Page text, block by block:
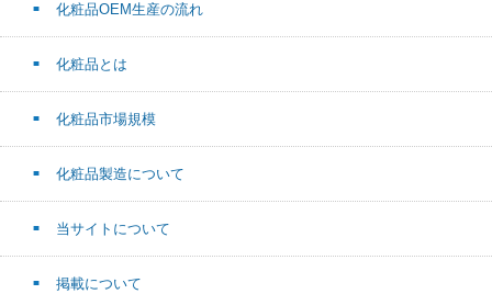
化粧品OEM生産の流れ
化粧品とは
化粧品市場規模
化粧品製造について
当サイトについて
掲載について